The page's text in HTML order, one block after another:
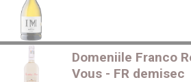
Domeniile Franco
Vous - FR demisec